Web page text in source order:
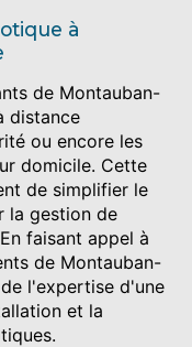
à
de Montauban-
distance
ou encore les
domicile. Cette
de simplifier le
la gestion de
faisant appel à
de Montauban-
l'expertise d'une
et la